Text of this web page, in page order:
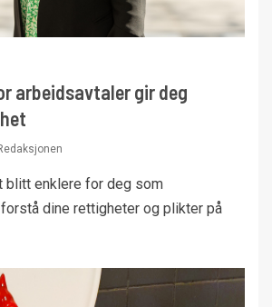
arbeidsavtaler gir deg
blitt enklere for deg som
dine rettigheter og plikter på